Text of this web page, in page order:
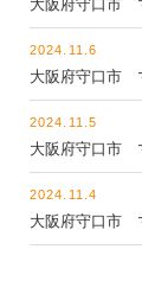
大阪府守口市
2024.11.6
大阪府守口市
2024.11.5
大阪府守口市
2024.11.4
大阪府守口市